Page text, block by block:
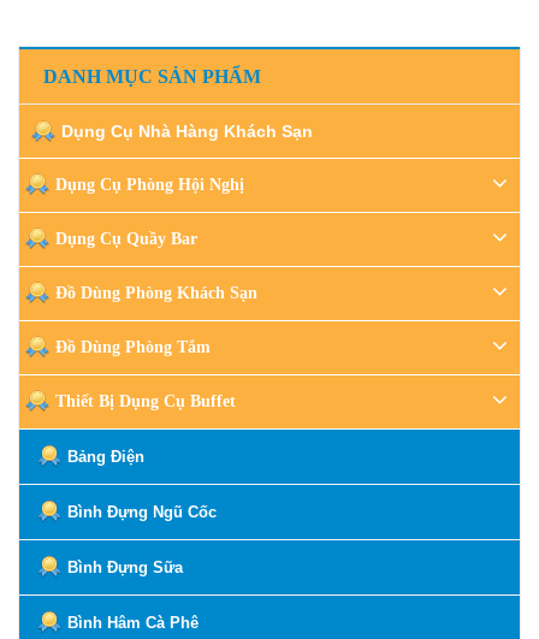
DANH MỤC SẢN PHẨM
Dụng Cụ Nhà Hàng Khách Sạn
Dụng Cụ Phòng Hội Nghị
Dụng Cụ Quầy Bar
Đồ Dùng Phòng Khách Sạn
Đồ Dùng Phòng Tắm
Thiết Bị Dụng Cụ Buffet
Bảng Điện
Bình Đựng Ngũ Cốc
Bình Đựng Sữa
Bình Hâm Cà Phê